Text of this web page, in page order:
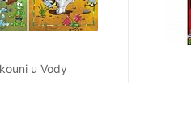
u Vody